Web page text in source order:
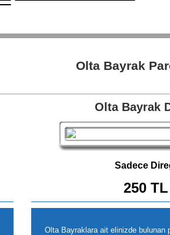
Olta Bayrak
Olta Bayrak
Sadece
250 TL
Olta Bayraklara ait elinizde bulunan